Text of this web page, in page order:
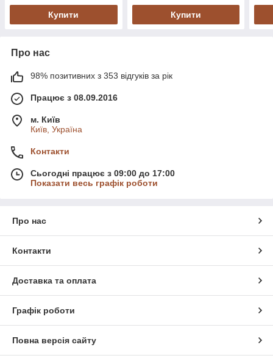
Купити Купити
Про нас
98% позитивних з 353 відгуків за рік
Працює з 08.09.2016
м. Київ
Київ, Україна
Контакти
Сьогодні працює з 09:00 до 17:00
Показати весь графік роботи
Про нас
Контакти
Доставка та оплата
Графік роботи
Повна версія сайту